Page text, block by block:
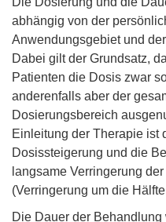
abhängig von der
Anwendungsgebiet und
Dabei gilt der Grundsatz,
Patienten die Dosis zwar
anderenfalls aber der
Dosierungsbereich
Einleitung der Therapie ist
Dosissteigerung und die
langsame Verringerung
(Verringerung um die
Die Dauer der Behandlung